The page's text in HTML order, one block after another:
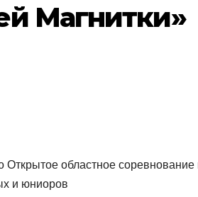
Магнитки»
Открытое областное
и юниоров